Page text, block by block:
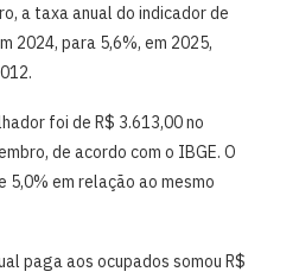
a taxa anual do indicador de
2024, para 5,6%, em 2025,
foi de R$ 3.613,00 no
de acordo com o IBGE. O
em relação ao mesmo
paga aos ocupados somou R$